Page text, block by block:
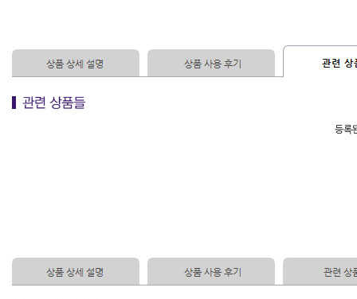
등록